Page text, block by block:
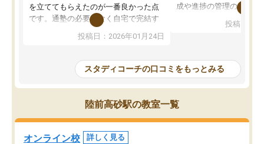
を立ててもらえたのが一番良かった点
です。通塾の必要がなく自宅で完結す
たです。コーチが現役大学生で相談し
安も気軽に話せました。勉強習慣が身
についたと感じています。また、チャ
ットで質問できるのも便利でした。一
人では迷いがちだった受験勉強を、最
だと思います。
投稿日：2026年01月24日
成や進捗の管理のみのコ
じ個別指導コースに変更
性が良くなかったです。
モチベーションが上がら
にやめてしまいました。
追加で料金を払うことで
の方の予定が空いていな
投稿日：
スタディコーチの口コミをもっとみる
陸前高砂駅の教室一覧
オンライン校 詳しく見る